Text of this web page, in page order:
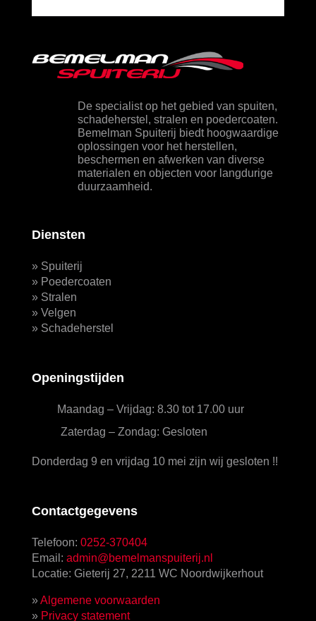
De specialist op het gebied van spuiten,
schadeherstel, stralen en poedercoaten.
Bemelman Spuiterij biedt hoogwaardige
oplossingen voor het herstellen,
beschermen en afwerken van diverse
materialen en objecten voor langdurige
duurzaamheid.
Diensten
» Spuiterij
» Poedercoaten
» Stralen
» Velgen
» Schadeherstel
Openingstijden
Maandag – Vrijdag: 8.30 tot 17.00 uur
Zaterdag – Zondag: Gesloten
Donderdag 9 en vrijdag 10 mei zijn wij gesloten !!
Contactgegevens
Telefoon: 0252-370404
Email: admin@bemelmanspuiterij.nl
Locatie: Gieterij 27, 2211 WC Noordwijkerhout
»Algemene voorwaarden
» Privacy statement